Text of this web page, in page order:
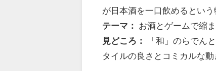
が日本酒を一口飲めるとい
テーマ：
お酒とゲームで縮
見どころ：
「和」のらでん
タイルの良さとコミカルな